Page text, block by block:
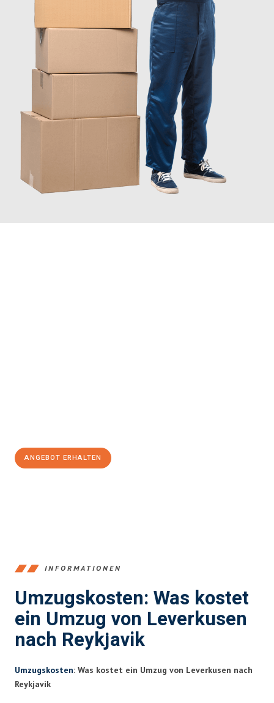
ANGEBOT ERHALTEN
INFORMATIONEN
Umzugskosten: Was kostet
ein Umzug von Leverkusen
nach Reykjavik
Umzugskosten: Was kostet ein Umzug von Leverkusen nach
Reykjavik